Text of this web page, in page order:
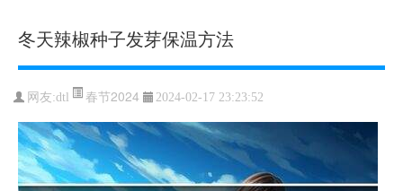
冬天辣椒种子发芽保温方法
网友:dtl 春节2024 2024-02-17 23:23:52